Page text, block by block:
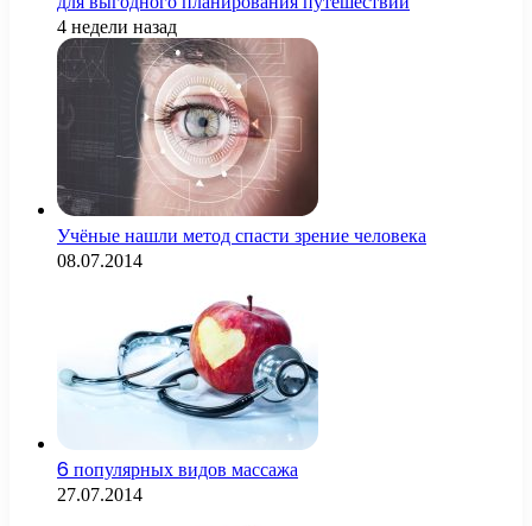
4 недели назад
Учёные нашли метод спасти зрение человека
08.07.2014
6 популярных видов массажа
27.07.2014